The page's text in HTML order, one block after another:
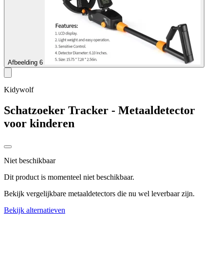
Afbeelding 6
Kidywolf
Schatzoeker Tracker - Metaaldetector
voor kinderen
Niet beschikbaar
Dit product is momenteel niet beschikbaar.
Bekijk vergelijkbare metaaldetectors die nu wel leverbaar zijn.
Bekijk alternatieven